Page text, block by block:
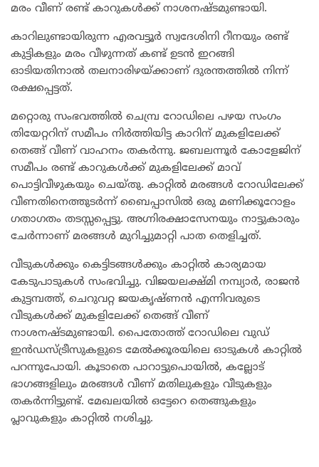
മരം വീണ് രണ്ട് കാറുകൾക്ക് നാശനഷ്ടമുണ്ടായി.
കാറിലുണ്ടായിരുന്ന എരവട്ടൂർ സ്വദേശിനി റീനയും രണ്ട്
കുട്ടികളും മരം വീഴുന്നത് കണ്ട് ഉടൻ ഇറങ്ങി
ഓടിയതിനാൽ തലനാരിഴയ്ക്കാണ് ദുരന്തത്തിൽ നിന്ന്
രക്ഷപ്പെട്ടത്.
​മറ്റൊരു സംഭവത്തിൽ ചെമ്പ്ര റോഡിലെ പഴയ സംഗം
തിയേറ്ററിന് സമീപം നിർത്തിയിട്ട കാറിന് മുകളിലേക്ക്
തെങ്ങ് വീണ് വാഹനം തകർന്നു. ജബലന്നൂർ കോളേജിന്
സമീപം രണ്ട് കാറുകൾക്ക് മുകളിലേക്ക് മാവ്
പൊട്ടിവീഴുകയും ചെയ്തു. കാറ്റിൽ മരങ്ങൾ റോഡിലേക്ക്
വീണതിനെത്തുടർന്ന് ബൈപ്പാസിൽ ഒരു മണിക്കൂറോളം
ഗതാഗതം തടസ്സപ്പെട്ടു. അഗ്നിരക്ഷാസേനയും നാട്ടുകാരും
ചേർന്നാണ് മരങ്ങൾ മുറിച്ചുമാറ്റി പാത തെളിച്ചത്.
​വീടുകൾക്കും കെട്ടിടങ്ങൾക്കും കാറ്റിൽ കാര്യമായ
കേടുപാടുകൾ സംഭവിച്ചു. വിജയലക്ഷ്മി നമ്പ്യാർ, രാജൻ
കുട്ടമ്പത്ത്, ചെറുവറ്റ ജയകൃഷ്ണൻ എന്നിവരുടെ
വീടുകൾക്ക് മുകളിലേക്ക് തെങ്ങ് വീണ്
നാശനഷ്ടമുണ്ടായി. പൈതോത്ത് റോഡിലെ വുഡ്
ഇൻഡസ്ട്രീസുകളുടെ മേൽക്കൂരയിലെ ഓടുകൾ കാറ്റിൽ
പറന്നുപോയി. കൂടാതെ പാറാട്ടുപൊയിൽ, കല്ലോട്
ഭാഗങ്ങളിലും മരങ്ങൾ വീണ് മതിലുകളും വീടുകളും
തകർന്നിട്ടുണ്ട്. മേഖലയിൽ ഒട്ടേറെ തെങ്ങുകളും
പ്ലാവുകളും കാറ്റിൽ നശിച്ചു.